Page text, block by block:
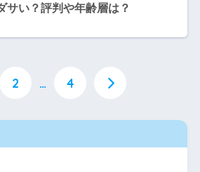
サい？評判や年齢層は？
2 … 4